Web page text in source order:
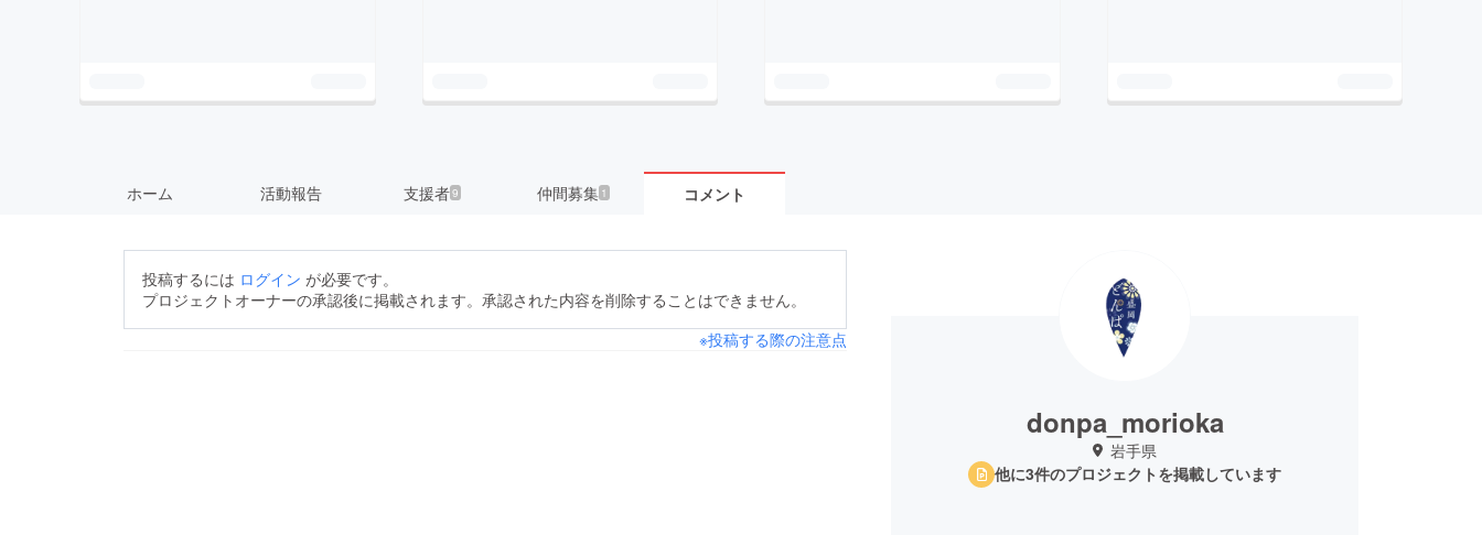
ホーム 活動報告 支援者9 仲間募集 1 コメント
投稿するには ログイン が必要です。
プロジェクトオーナーの承認後に掲載されます。承認された内容を削除することはできません。
※投稿する際の注意点
donpa_morioka
岩手県
他に3件のプロジェクトを掲載しています